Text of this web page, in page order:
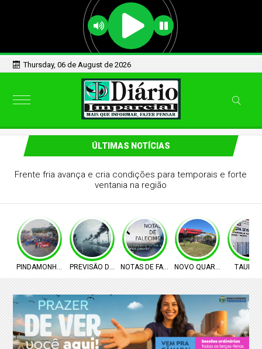
Thursday, 06 de August de 2026
ÚLTIMAS NOTÍCIAS
Frente fria avança e cria condições para temporais e forte
ventania na região
PINDAMONHANGABAPREVISÃO DO TEMPONOTAS DE FALECIMENTO
NOVO QUARTEL